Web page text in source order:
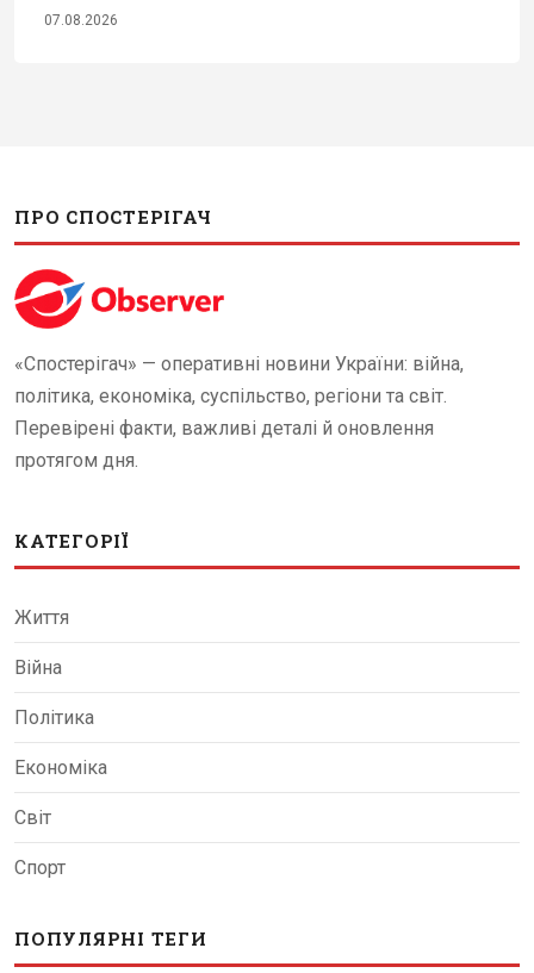
07.08.2026
ПРО СПОСТЕРІГАЧ
«Спостерігач» — оперативні новини України: війна,
політика, економіка, суспільство, регіони та світ.
Перевірені факти, важливі деталі й оновлення
протягом дня.
КАТЕГОРІЇ
Життя
Війна
Політика
Економіка
Світ
Спорт
ПОПУЛЯРНІ ТЕГИ